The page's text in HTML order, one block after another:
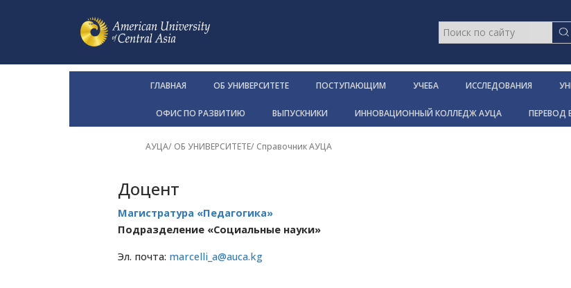
ГЛАВНАЯ ОБ УНИВЕРСИТЕТЕ ПОСТУПАЮЩИМ УЧЕБА ИССЛЕДОВАНИЯ
ОФИС ПО РАЗВИТИЮ ВЫПУСКНИКИ ИННОВАЦИОННЫЙ КОЛЛЕДЖ АУЦА ПЕРЕВОД
АУЦА/ ОБ УНИВЕРСИТЕТЕ/ Справочник АУЦА
Доцент
Магистратура «Педагогика»
Подразделение «Социальные науки»
Эл. почта: marcelli_a@auca.kg